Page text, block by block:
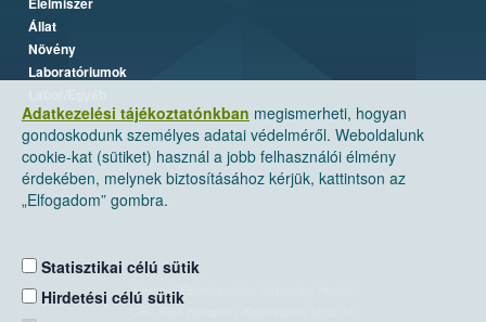
Adatkezelési tájékoztatónkban megismerheti, hogyan
gondoskodunk személyes adatai védelméről. Weboldalunk
cookie-kat (sütiket) használ a jobb felhasználói élmény
érdekében, melynek biztosításához kérjük, kattintson az
„Elfogadom” gombra.
Statisztikai célú sütik
Hirdetési célú sütik
Állat
Növény
Laboratóriumok
Nemzeti Élelmiszerlánc-biztonsági Hivatal